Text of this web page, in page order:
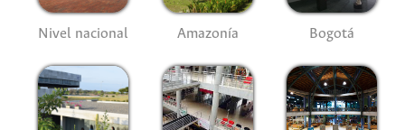
Nivel nacional Amazonía Bogotá